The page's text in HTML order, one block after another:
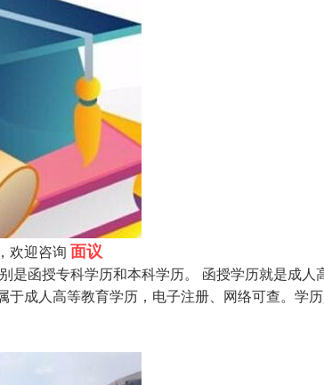
欢迎咨询 面议
是函授专科学历和本科学历。 函授学历就是成
于成人高等教育学历，电子注册、网络可查。学